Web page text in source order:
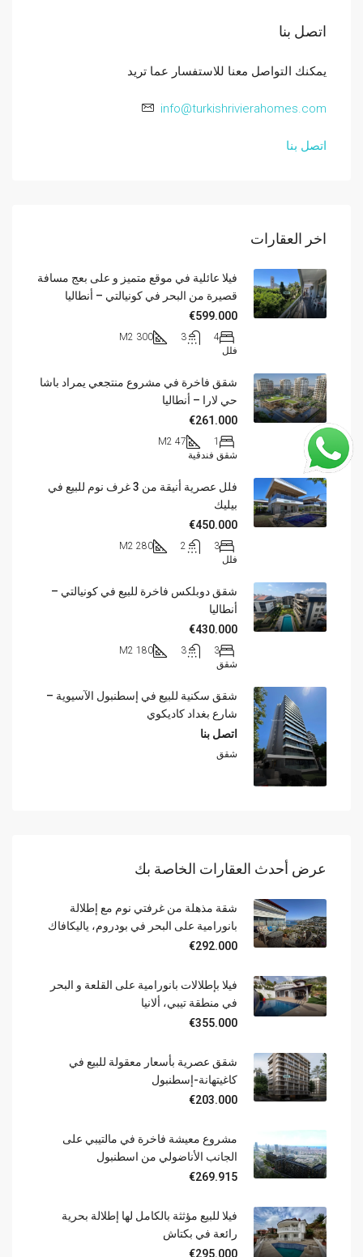
اتصل بنا
يمكنك التواصل معنا للاستفسار عما تريد
info@turkishrivierahomes.com
اتصل بنا
اخر العقارات
فيلا عائلية في موقع متميز و على بعج مسافة
قصيرة من البحر في كونيالتي – أنطاليا
€599.000
4
3
300 M2
فلل
شقق فاخرة في مشروع منتجعي يمراد باشا
حي لارا – أنطاليا
€261.000
1
47 M2
شقق فندقية
فلل عصرية أنيقة من 3 غرف نوم للبيع في
بيليك
€450.000
3
2
280 M2
فلل
شقق دوبلكس فاخرة للبيع في كونيالتي –
أنطاليا
€430.000
3
3
180 M2
شقق
شقق سكنية للبيع في إسطنبول الآسيوية –
شارع بغداد كاديكوي
اتصل بنا
شقق
عرض أحدث العقارات الخاصة بك
شقة مذهلة من غرفتي نوم مع إطلالة
بانورامية على البحر في بودروم، ياليكافاك
€292.000
فيلا بإطلالات بانورامية على القلعة و البحر
في منطقة تيبي، ألانيا
€355.000
شقق عصرية بأسعار معقولة للبيع في
كاغيتهانة-إسطنبول
€203.000
مشروع معيشة فاخرة في مالتيبي على
الجانب الأناضولي من اسطنبول
€269.915
فيلا للبيع مؤثثة بالكامل لها إطلالة بحرية
رائعة في بكتاش
€295.000